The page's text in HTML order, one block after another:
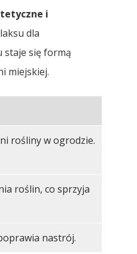
i
dla
staje się formą
miejskiej.
rośliny w ogrodzie.
roślin, co sprzyja
nastrój.